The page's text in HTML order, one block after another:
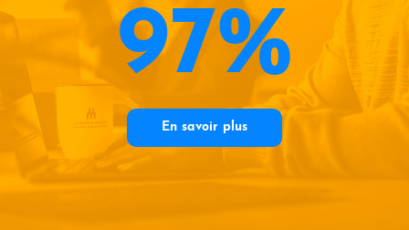
97%
En savoir plus